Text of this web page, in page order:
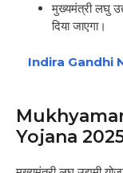
मुख्यमंत्री लघु
दिया जाएगा।
Indira Gandhi
Yojana 2025